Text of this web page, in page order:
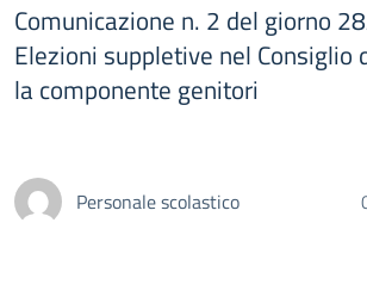
Comunicazione n. 2 del giorno
Elezioni suppletive nel Consiglio
la componente genitori
Personale scolastico